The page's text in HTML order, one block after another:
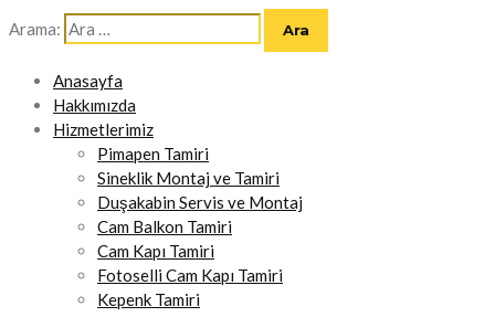
Arama:
Anasayfa
Hakkımızda
Hizmetlerimiz
Pimapen Tamiri
Sineklik Montaj ve Tamiri
Duşakabin Servis ve Montaj
Cam Balkon Tamiri
Cam Kapı Tamiri
Fotoselli Cam Kapı Tamiri
Kepenk Tamiri